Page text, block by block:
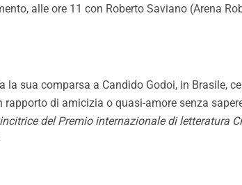
alle ore 11 con Roberto Saviano (Arena
la sua comparsa a Candido Godoi, in Brasile,
di amicizia o quasi-amore senza
del Premio internazionale di letteratura